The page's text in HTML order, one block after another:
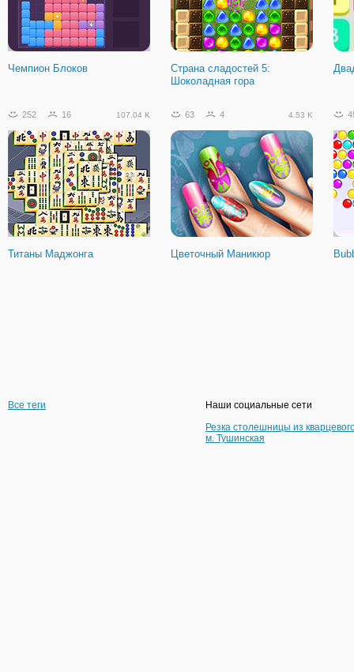
Чемпион Блоков
Страна сладостей 5:
Шоколадная гора
252 16 107.04 K
Титаны Маджонга
63 4 4.53 K
Цветочный Маникюр
Все теги
Наши социальные сети
Резка столешницы из
м. Тушинская